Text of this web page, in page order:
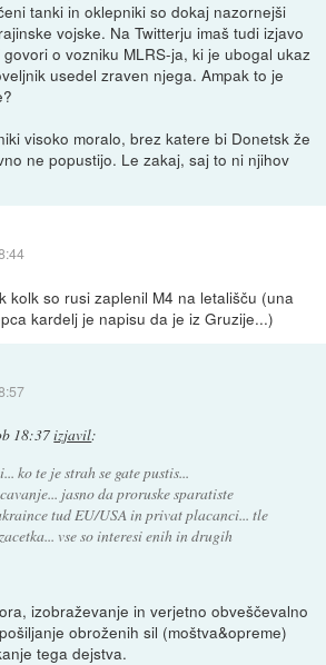
tanki in oklepniki so dokaj nazornejši
vojske. Na Twitterju imaš tudi izjavo
o vozniku MLRS-ja, ki je ubogal ukaz
usedel zraven njega. Ampak to je
visoko moralo, brez katere bi Donetsk že
ne popustijo. Le zakaj, saj to ni njihov
kolk so rusi zaplenil M4 na letališču (una
kardelj je napisu da je iz Gruzije...)
18:37izjavil:
ko te je strah se gate pustis...
jasno da proruske sparatiste
tud EU/USA in privat placanci... tle
vse so interesi enih in drugih
izobraževanje in verjetno obveščevalno
obroženih sil (moštva&opreme)
tega dejstva.